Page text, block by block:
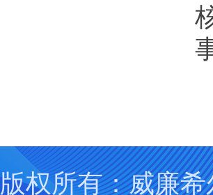
版权所有：威廉